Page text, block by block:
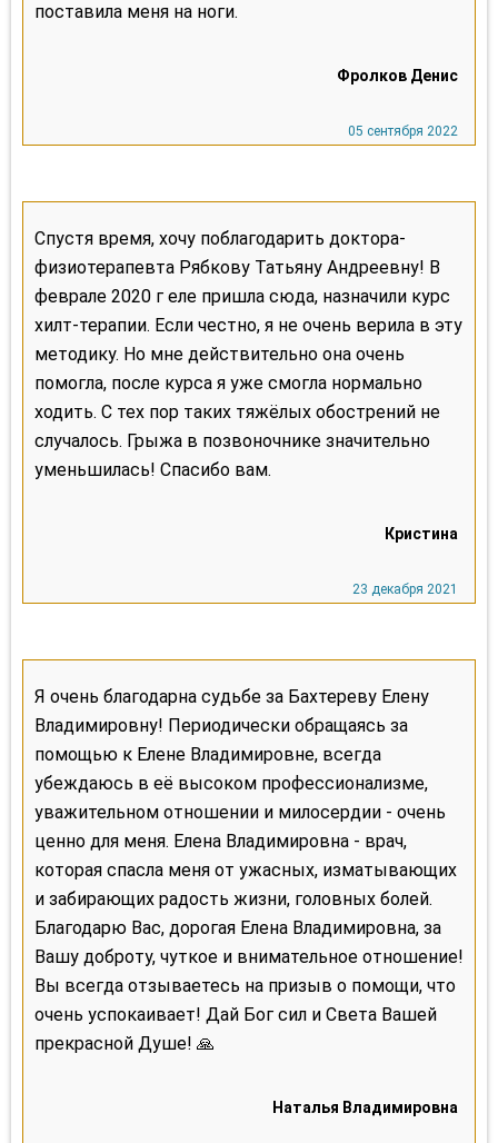
поставила меня на ноги.
Спустя время, хочу поблагодарить доктора-
физиотерапевта Рябкову Татьяну Андреевну! В
феврале 2020 г еле пришла сюда, назначили курс
хилт-терапии. Если честно, я не очень верила в эту
методику. Но мне действительно она очень
помогла, после курса я уже смогла нормально
ходить. С тех пор таких тяжёлых обострений не
случалось. Грыжа в позвоночнике значительно
уменьшилась! Спасибо вам.
Я очень благодарна судьбе за Бахтереву Елену
Владимировну! Периодически обращаясь за
помощью к Елене Владимировне, всегда
убеждаюсь в её высоком профессионализме,
уважительном отношении и милосердии - очень
ценно для меня. Елена Владимировна - врач,
которая спасла меня от ужасных, изматывающих
и забирающих радость жизни, головных болей.
Благодарю Вас, дорогая Елена Владимировна, за
Вашу доброту, чуткое и внимательное отношение!
Вы всегда отзываетесь на призыв о помощи, что
очень успокаивает! Дай Бог сил и Света Вашей
прекрасной Душе! 🙏